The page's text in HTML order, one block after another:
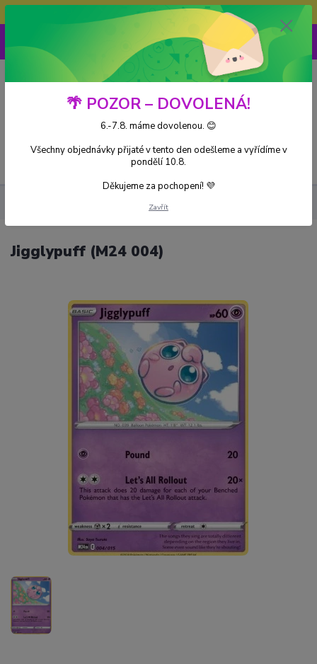
Doprava ZDARMA při nákupu nad 3000Kč
Menu
0 Kč
Jigglypuff (M24 004)
Jigglypuff (M24 004)
🌴 POZOR – DOVOLENÁ!
6.-7.8. máme dovolenou. 😊
Všechny objednávky přijaté v tento den odešleme a vyřídíme v
pondělí 10.8.
Děkujeme za pochopení! 💜
Zavřít